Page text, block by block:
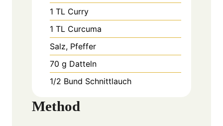
1 TL Curry
1 TL Curcuma
Salz, Pfeffer
70 g Datteln
1/2 Bund Schnittlauch
Method